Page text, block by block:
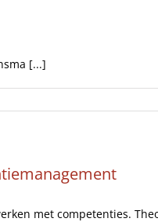
[...]
met competenties.